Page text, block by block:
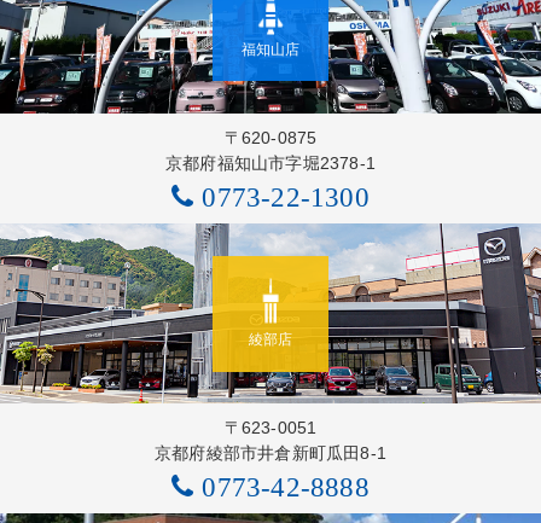
福知山店
〒620-0875
京都府福知山市字堀2378-1
0773-22-1300
綾部店
〒623-0051
京都府綾部市井倉新町瓜田8-1
0773-42-8888